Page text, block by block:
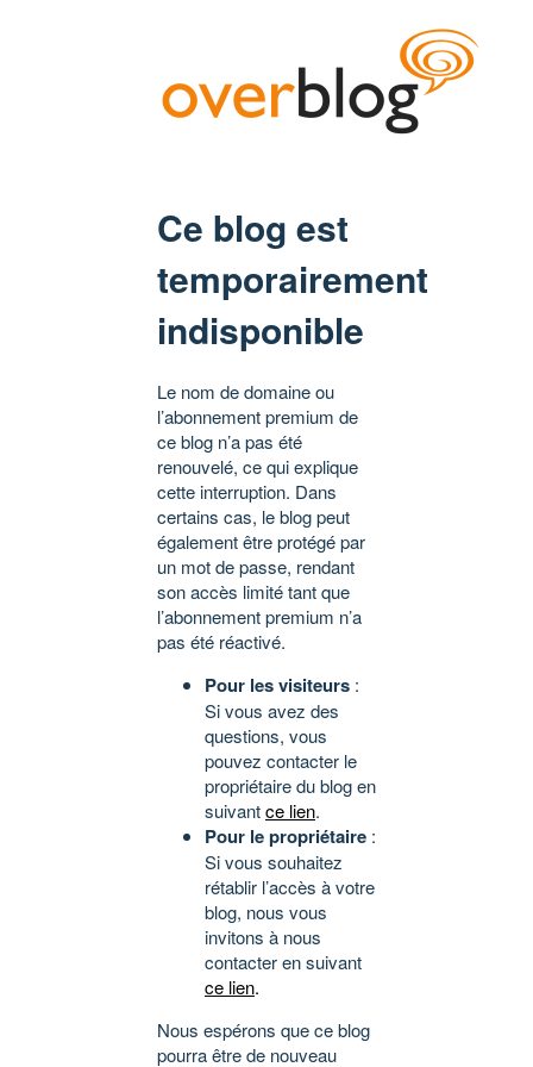
Ce blog est
temporairement
indisponible
Le nom de domaine ou
l’abonnement premium de
ce blog n’a pas été
renouvelé, ce qui explique
cette interruption. Dans
certains cas, le blog peut
également être protégé par
un mot de passe, rendant
son accès limité tant que
l’abonnement premium n’a
pas été réactivé.
Pour les visiteurs :
Si vous avez des
questions, vous
pouvez contacter le
propriétaire du blog en
suivantce lien.
Pour le propriétaire :
Si vous souhaitez
rétablir l’accès à votre
blog, nous vous
invitons à nous
contacter en suivant
ce lien.
Nous espérons que ce blog
pourra être de nouveau